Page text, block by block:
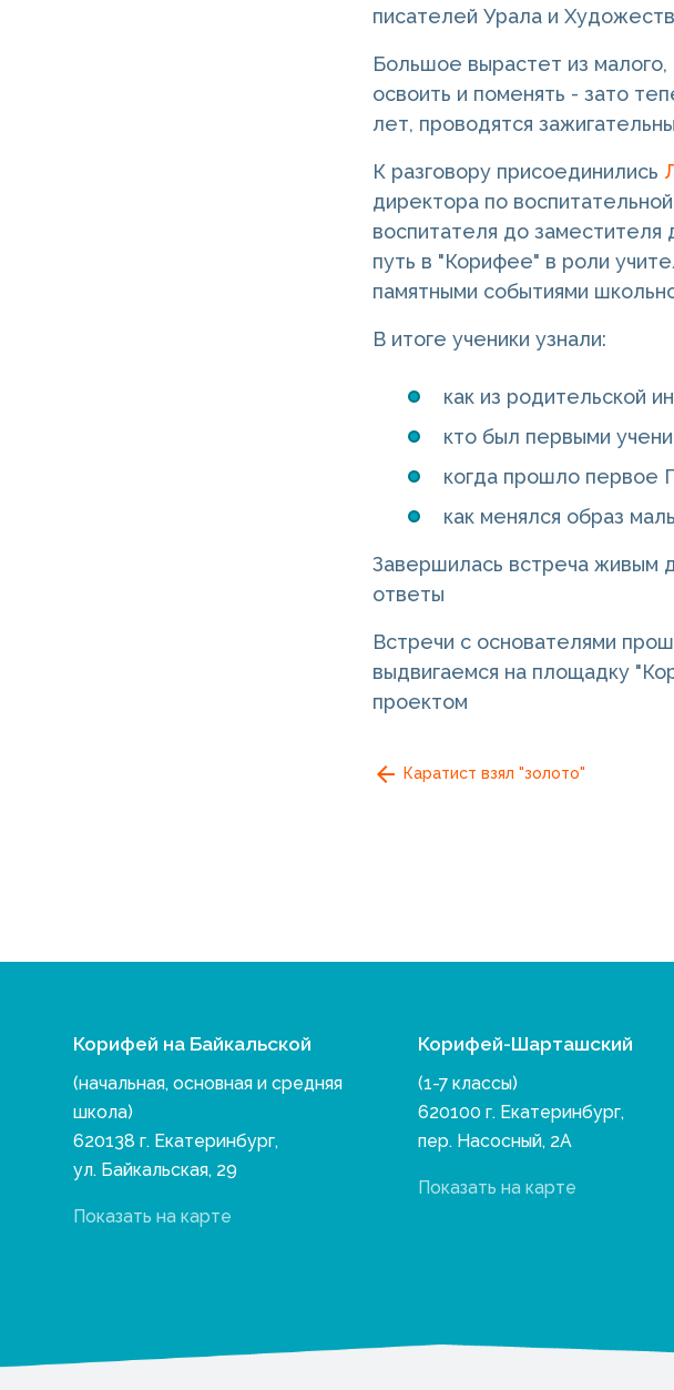
писателей Урала и
Большое вырастет из
освоить и поменять - зато
лет, проводятся
К разговору присоединились
директора по
воспитателя до заместителя
путь в "Корифее" в роли
памятными событиями
В итоге ученики узнали:
как из родительской
кто был первыми
когда прошло первое
как менялся образ
Завершилась встреча живым
ответы
Встречи с основателями
выдвигаемся на площадку
проектом
Каратист взял "золото"
Корифей на Байкальской
(начальная, основная и средняя
школа)
620138 г. Екатеринбург,
ул. Байкальская, 29
Показать на карте
Корифей-Шарташский
(1-7 классы)
620100 г. Екатеринбург,
пер. Насосный, 2А
Показать на карте